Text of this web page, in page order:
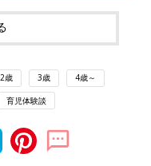
2歳 3歳 4歳～
育児体験談